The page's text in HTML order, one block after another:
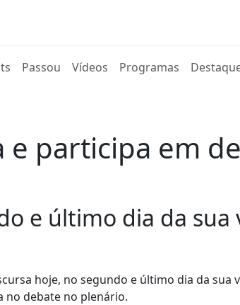
Passou Vídeos Programas
e participa em
e último dia da sua
hoje, no segundo e último dia da sua
no debate no plenário.